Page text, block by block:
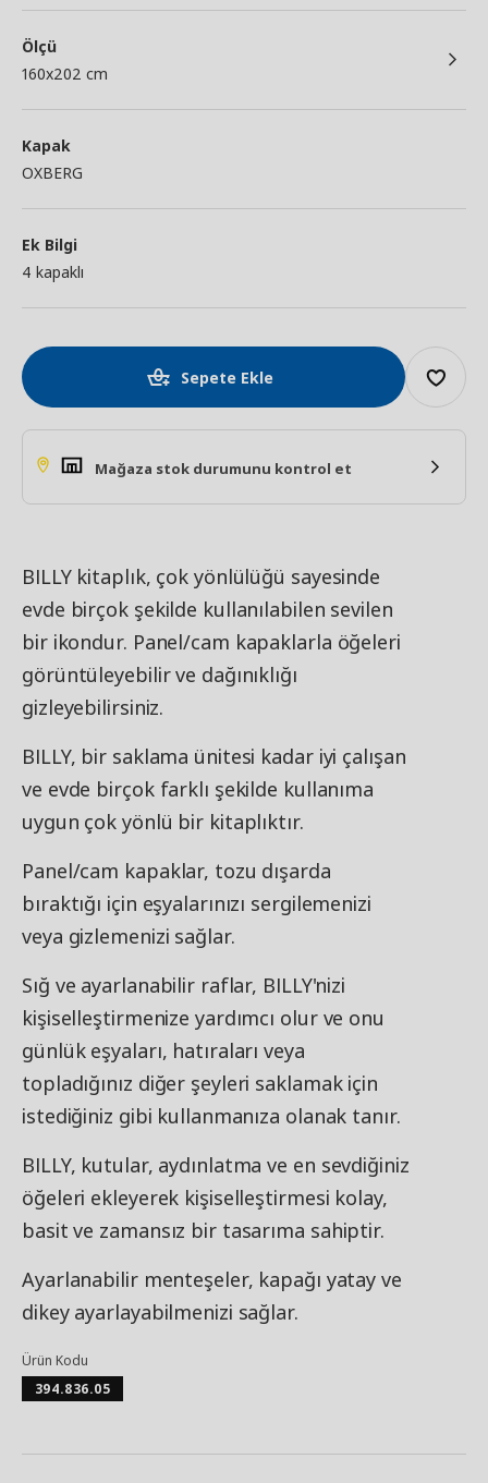
Ölçü
160x202 cm
Kapak
OXBERG
Ek Bilgi
4 kapaklı
Sepete Ekle
Mağaza stok durumunu kontrol et
BILLY kitaplık, çok yönlülüğü sayesinde
evde birçok şekilde kullanılabilen sevilen
bir ikondur. Panel/cam kapaklarla öğeleri
görüntüleyebilir ve dağınıklığı
gizleyebilirsiniz.
BILLY, bir saklama ünitesi kadar iyi çalışan
ve evde birçok farklı şekilde kullanıma
uygun çok yönlü bir kitaplıktır.
Panel/cam kapaklar, tozu dışarda
bıraktığı için eşyalarınızı sergilemenizi
veya gizlemenizi sağlar.
Sığ ve ayarlanabilir raflar, BILLY'nizi
kişiselleştirmenize yardımcı olur ve onu
günlük eşyaları, hatıraları veya
topladığınız diğer şeyleri saklamak için
istediğiniz gibi kullanmanıza olanak tanır.​
BILLY, kutular, aydınlatma ve en sevdiğiniz
öğeleri ekleyerek kişiselleştirmesi kolay,
basit ve zamansız bir tasarıma sahiptir.
Ayarlanabilir menteşeler, kapağı yatay ve
dikey ayarlayabilmenizi sağlar.
Ürün Kodu
394.836.05